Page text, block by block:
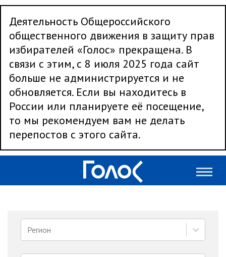
Деятельность Общероссийского
общественного движения в защиту прав
избирателей «Голос» прекращена. В
связи с этим, с 8 июля 2025 года сайт
больше не администрируется и не
обновляется. Если вы находитесь в
России или планируете её посещение,
то мы рекомендуем вам не делать
перепостов с этого сайта.
Регион